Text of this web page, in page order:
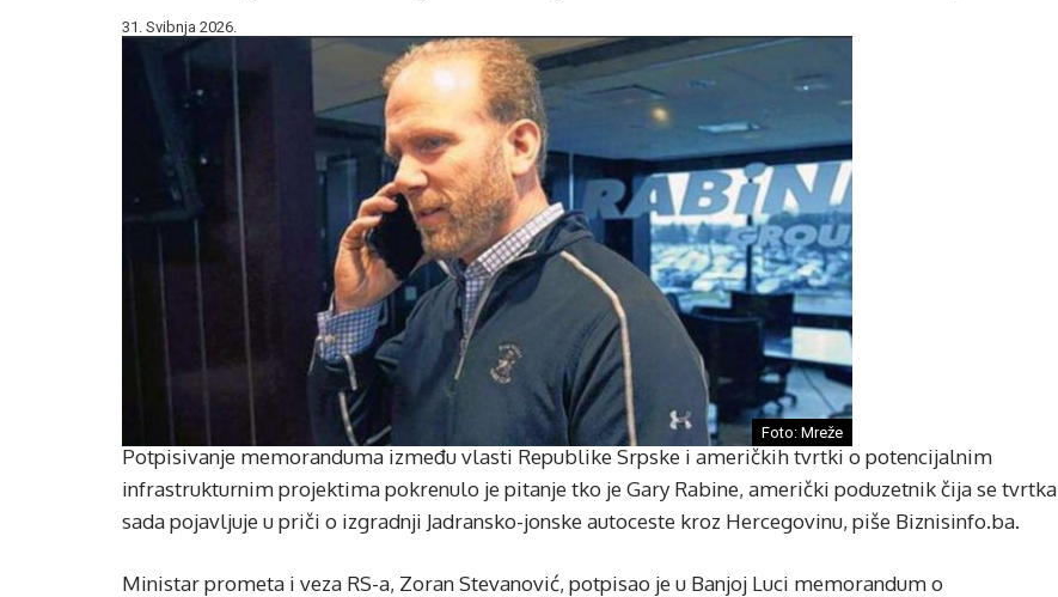
31. Svibnja 2026.
Foto: Mreže
Potpisivanje memoranduma između vlasti Republike Srpske i američkih tvrtki o potencijalnim
infrastrukturnim projektima pokrenulo je pitanje tko je Gary Rabine, američki poduzetnik čija se tvrtka
sada pojavljuje u priči o izgradnji Jadransko-jonske autoceste kroz Hercegovinu, piše Biznisinfo.ba.
Ministar prometa i veza RS-a, Zoran Stevanović, potpisao je u Banjoj Luci memorandum o